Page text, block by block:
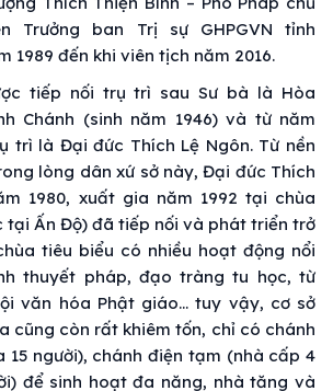
Trưởng ban Trị sự GHPGVN tỉnh
1989 đến khi viên tịch năm 2016.
tiếp nối trụ trì sau Sư bà là Hòa
Chánh (sinh năm 1946) và từ năm
trì là Đại đức Thích Lệ Ngôn. Từ nền
lòng dân xứ sở này, Đại đức Thích
1980, xuất gia năm 1992 tại chùa
tại Ấn Độ) đã tiếp nối và phát triển trở
tiêu biểu có nhiều hoạt động nổi
thuyết pháp, đạo tràng tu học, từ
văn hóa Phật giáo… tuy vậy, cơ sở
cũng còn rất khiêm tốn, chỉ có chánh
15 người), chánh điện tạm (nhà cấp 4
để sinh hoạt đa năng, nhà tăng và